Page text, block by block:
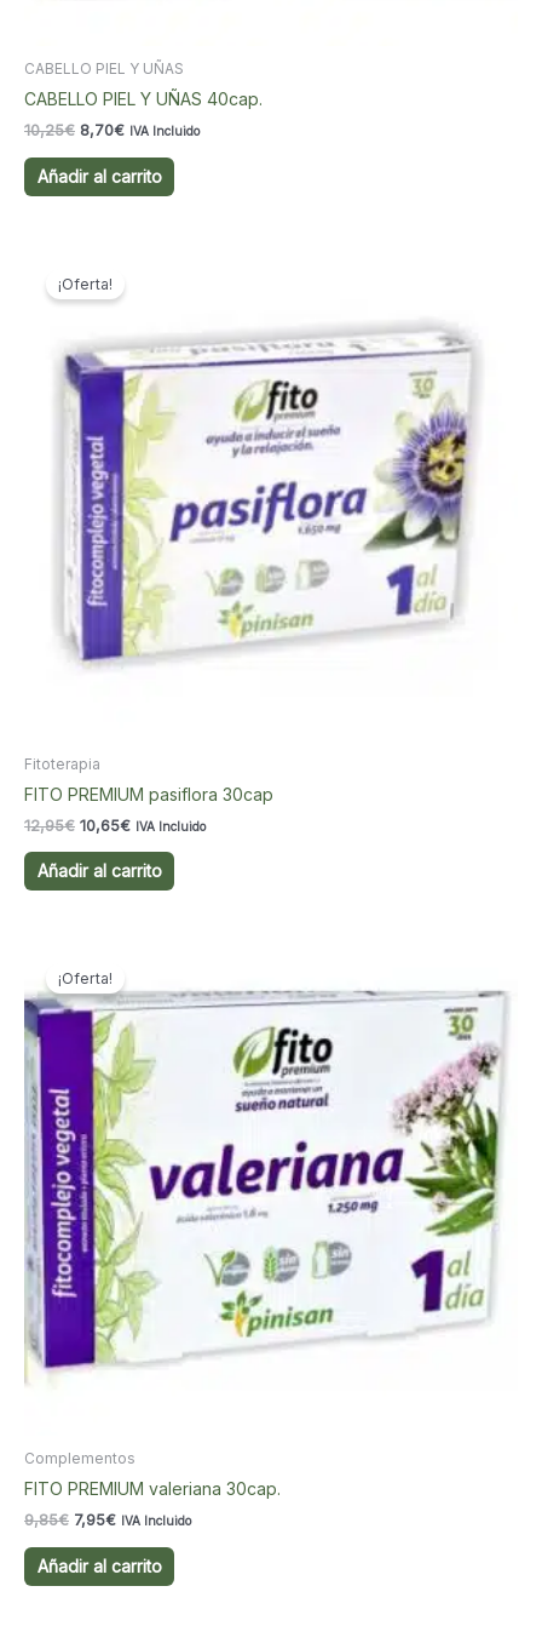
CABELLO PIEL Y UÑAS
CABELLO PIEL Y UÑAS 40cap.
10,25€ El
original
era:
8,70€El
actual
es:
IVA Incluido
Añadir al carrito
¡Oferta!
Fitoterapia
FITO PREMIUM pasiflora 30cap
12,95€ El
original
era:
10,65€El
actual
es:
IVA Incluido
Añadir al carrito
¡Oferta!
Complementos
FITO PREMIUM valeriana 30cap.
9,85€ El
original
era:
7,95€El
actual
es:
IVA Incluido
Añadir al carrito